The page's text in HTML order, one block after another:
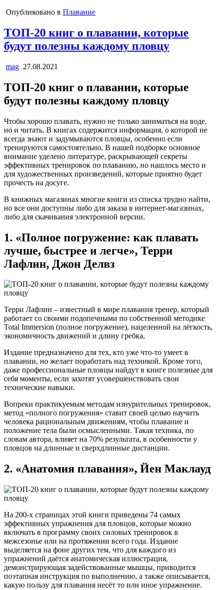
Опубликовано в Плавание
ТОП-20 книг о плавании, которые
будут полезны каждому пловцу
mag 27.08.2021
ТОП-20 книг о плавании, которые
будут полезны каждому пловцу
Чтобы хорошо плавать, нужно не только заниматься на воде,
но и читать. В книгах содержится информация, о которой не
всегда знают и задумываются пловцы, особенно если
тренируются самостоятельно. В нашей подборке основное
внимание уделено литературе, раскрывающей секреты
эффективных тренировок по плаванию, но нашлось место и
для художественных произведений, которые приятно будет
прочесть на досуге.
В книжных магазинах многие книги из списка трудно найти,
но все они доступны либо для заказа в интернет-магазинах,
либо для скачивания электронной версии.
1. «Полное погружение: как плавать
лучше, быстрее и легче», Терри
Лафлин, Джон Делвз
Терри Лафлин – известный в мире плавания тренер, который
работает со своими подопечными по собственной методике
Total Immersion (полное погружение), нацеленной на лёгкость,
экономичность движений и длину гребка.
Издание предназначено для тех, кто уже что-то умеет в
плавании, но желает поработать над техникой. Кроме того,
даже профессиональные пловцы найдут в книге полезные для
себя моменты, если захотят усовершенствовать свои
технические навыки.
Вопреки практикуемым методам изнурительных тренировок,
метод «полного погружения» ставит своей целью научить
человека рациональным движениям, чтобы плавание и
положение тела были осмысленными. Такая техника, по
словам автора, влияет на 70% результата, в особенности у
пловцов на длинные и сверхдлинные дистанции.
2. «Анатомия плавания», Йен Маклауд
На 200-х страницах этой книги приведены 74 самых
эффективных упражнения для пловцов, которые можно
включать в программу своих силовых тренировок в
межсезонье или на протяжении всего года. Издание
выделяется на фоне других тем, что для каждого из
упражнений даётся анатомическая иллюстрация,
демонстрирующая задействованные мышцы, приводится
поэтапная инструкция по выполнению, а также описывается,
какую пользу для плавания несёт то или иное упражнение.